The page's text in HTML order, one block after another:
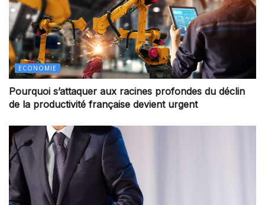
ECONOMIE
Pourquoi s’attaquer aux racines profondes du déclin
de la productivité française devient urgent